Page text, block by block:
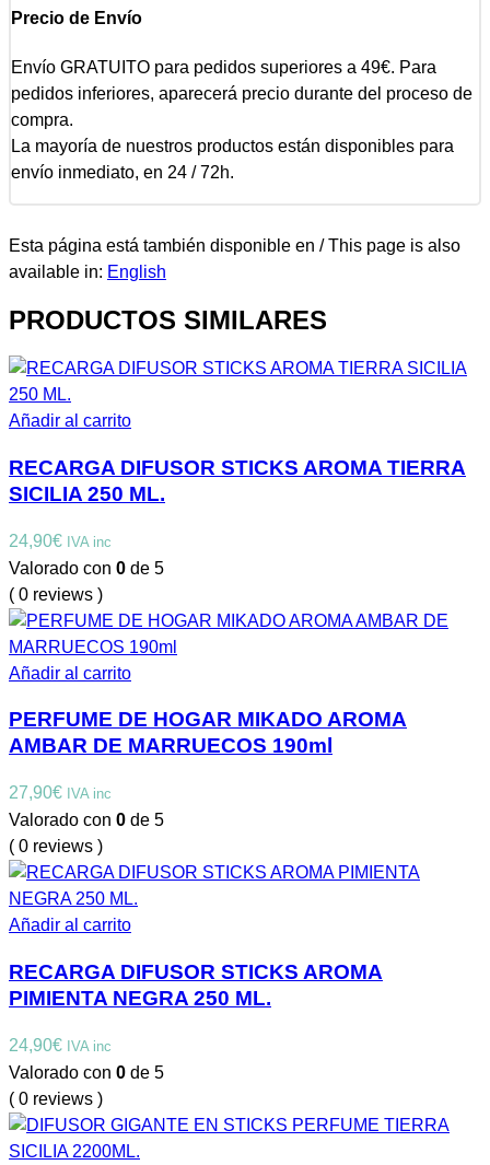
Precio de Envío
Envío GRATUITO para pedidos superiores a 49€. Para
pedidos inferiores, aparecerá precio durante del proceso de
compra.
La mayoría de nuestros productos están disponibles para
envío inmediato, en 24 / 72h.
Esta página está también disponible en / This page is also
available in: English
PRODUCTOS SIMILARES
Añadir al carrito
RECARGA DIFUSOR STICKS AROMA TIERRA
SICILIA 250 ML.
24,90€ IVA inc
Valorado con 0 de 5
( 0 reviews )
Añadir al carrito
PERFUME DE HOGAR MIKADO AROMA
AMBAR DE MARRUECOS 190ml
27,90€ IVA inc
Valorado con 0 de 5
( 0 reviews )
Añadir al carrito
RECARGA DIFUSOR STICKS AROMA
PIMIENTA NEGRA 250 ML.
24,90€ IVA inc
Valorado con 0 de 5
( 0 reviews )